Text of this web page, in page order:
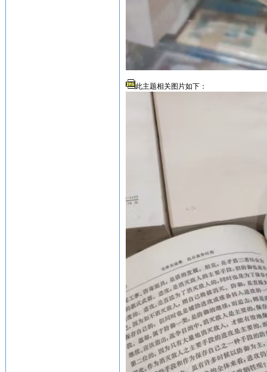
此主题相关图片如下：